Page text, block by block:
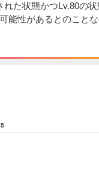
れた状態かつLv.80の
能性があるとのことな